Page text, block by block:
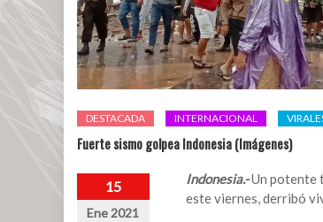
DESTACADA INTERNACIONAL
Fuerte sismo golpea Indonesia (Imágenes)
15
Ene 2021
Indonesia.-Un potente
este viernes, derribó